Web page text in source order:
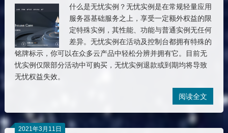
什么是无忧实例？无忧实例是在常规轻量应用
服务器基础服务之上，享受一定额外权益的限
定特殊实例，其性能、功能与普通实例无任何
差异。无忧实例在活动及控制台都拥有特殊的
铭牌标示，你可以在众多云产品中轻松分辨并拥有它。目前无
忧实例仅限部分活动中可购买，无忧实例退款或到期均将导致
无忧权益失效。
阅读全文
2021年3月11日